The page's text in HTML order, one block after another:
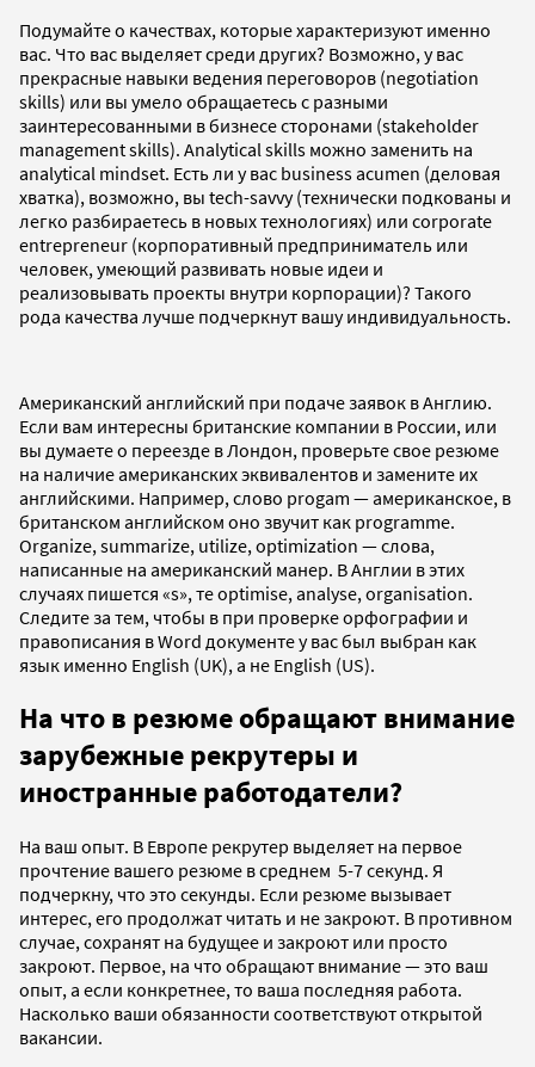
Подумайте о качествах, которые характеризуют именно
вас. Что вас выделяет среди других? Возможно, у вас
прекрасные навыки ведения переговоров (negotiation
skills) или вы умело обращаетесь с разными
заинтересованными в бизнесе сторонами (stakeholder
management skills). Analytical skills можно заменить на
analytical mindset. Есть ли у вас business acumen (деловая
хватка), возможно, вы tech-savvy (технически подкованы и
легко разбираетесь в новых технологиях) или corporate
entrepreneur (корпоративный предприниматель или
человек, умеющий развивать новые идеи и
реализовывать проекты внутри корпорации)? Такого
рода качества лучше подчеркнут вашу индивидуальность.
Американский английский при подаче заявок в Англию.
Если вам интересны британские компании в России, или
вы думаете о переезде в Лондон, проверьте свое резюме
на наличие американских эквивалентов и замените их
английскими. Например, слово progam — американское, в
британском английском оно звучит как programme.
Organize, summarize, utilize, optimization — слова,
написанные на американский манер. В Англии в этих
случаях пишется «s», те optimise, analyse, organisation.
Следите за тем, чтобы в при проверке орфографии и
правописания в Word документе у вас был выбран как
язык именно English (UK), а не English (US).
На что в резюме обращают внимание
зарубежные рекрутеры и
иностранные работодатели?
На ваш опыт. В Европе рекрутер выделяет на первое
прочтение вашего резюме в среднем 5-7 секунд. Я
подчеркну, что это секунды. Если резюме вызывает
интерес, его продолжат читать и не закроют. В противном
случае, сохранят на будущее и закроют или просто
закроют. Первое, на что обращают внимание — это ваш
опыт, а если конкретнее, то ваша последняя работа.
Насколько ваши обязанности соответствуют открытой
вакансии.